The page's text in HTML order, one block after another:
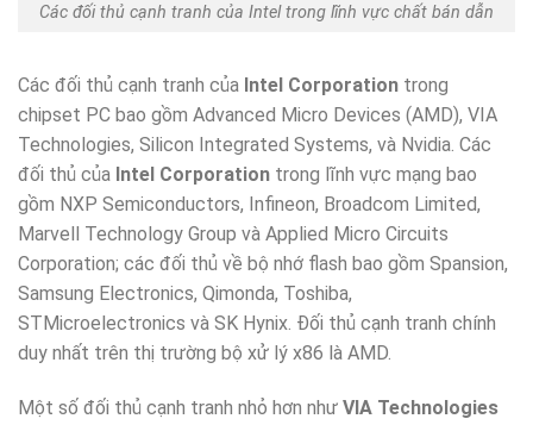
Các đối thủ cạnh tranh của Intel trong lĩnh vực chất bán dẫn
Các đối thủ cạnh tranh của Intel Corporation trong
chipset PC bao gồm Advanced Micro Devices (AMD), VIA
Technologies, Silicon Integrated Systems, và Nvidia. Các
đối thủ của Intel Corporation trong lĩnh vực mạng bao
gồm NXP Semiconductors, Infineon, Broadcom Limited,
Marvell Technology Group và Applied Micro Circuits
Corporation; các đối thủ về bộ nhớ flash bao gồm Spansion,
Samsung Electronics, Qimonda, Toshiba,
STMicroelectronics và SK Hynix. Đối thủ cạnh tranh chính
duy nhất trên thị trường bộ xử lý x86 là AMD.
Một số đối thủ cạnh tranh nhỏ hơn như VIA Technologies